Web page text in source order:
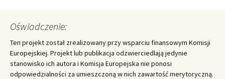
Oświadczenie:
Ten projekt został zrealizowany przy wsparciu finansowym Komisji
Europejskiej. Projekt lub publikacja odzwierciedlają jedynie
stanowisko ich autora i Komisja Europejska nie ponosi
odpowiedzialności za umieszczoną w nich zawartość merytoryczną.